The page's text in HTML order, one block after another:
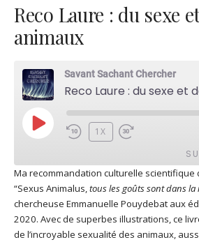
Reco Laure : du sexe
animaux
Savant Sachant Chercher
Reco Laure : du sexe et
PLAY
EPISODE
1X
Apple Podcasts
Google Play
Podcast Addict RSS
SHARE
LINK
Ma recommandation culturelle scientifique
“Sexus Animalus,tous les goûts sont dans la
chercheuse Emmanuelle Pouydebat aux
2020. Avec de superbes illustrations, ce
de l’incroyable sexualité des animaux,